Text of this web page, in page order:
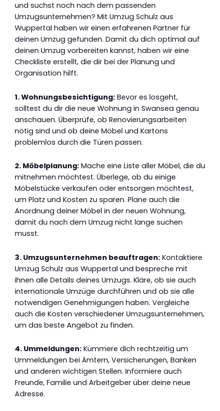
und suchst noch nach dem passenden
Umzugsunternehmen? Mit Umzug Schulz aus
Wuppertal haben wir einen erfahrenen Partner für
deinen Umzug gefunden. Damit du dich optimal auf
deinen Umzug vorbereiten kannst, haben wir eine
Checkliste erstellt, die dir bei der Planung und
Organisation hilft.
1. Wohnungsbesichtigung: Bevor es losgeht,
solltest du dir die neue Wohnung in Swansea genau
anschauen. Überprüfe, ob Renovierungsarbeiten
nötig sind und ob deine Möbel und Kartons
problemlos durch die Türen passen.
2. Möbelplanung: Mache eine Liste aller Möbel, die du
mitnehmen möchtest. Überlege, ob du einige
Möbelstücke verkaufen oder entsorgen möchtest,
um Platz und Kosten zu sparen. Plane auch die
Anordnung deiner Möbel in der neuen Wohnung,
damit du nach dem Umzug nicht lange suchen
musst.
3. Umzugsunternehmen beauftragen: Kontaktiere
Umzug Schulz aus Wuppertal und bespreche mit
ihnen alle Details deines Umzugs. Kläre, ob sie auch
internationale Umzüge durchführen und ob sie alle
notwendigen Genehmigungen haben. Vergleiche
auch die Kosten verschiedener Umzugsunternehmen,
um das beste Angebot zu finden.
4. Ummeldungen: Kümmere dich rechtzeitig um
Ummeldungen bei Ämtern, Versicherungen, Banken
und anderen wichtigen Stellen. Informiere auch
Freunde, Familie und Arbeitgeber über deine neue
Adresse.